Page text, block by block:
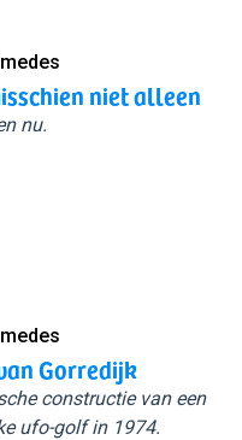
niet alleen
nu.
Gorredijk
constructie van een
ufo-golf in 1974.